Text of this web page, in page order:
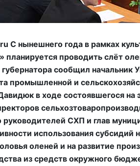
С нынешнего года в рамках
планируется проводить слёт
сообщил начальник
промышленной и
в ходе состоявшегося на
СХП и глав
использования субсидий
оленей и на развитие
из средств окружного